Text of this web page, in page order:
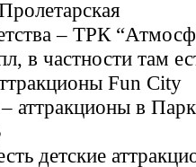
– ТРК
в частности там
Fun City
аттракционы в
детские